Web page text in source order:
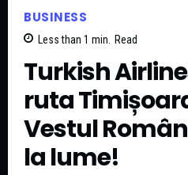
BUSINESS
Less than 1 min. Read
Turkish
ruta
Vestul
la lume!